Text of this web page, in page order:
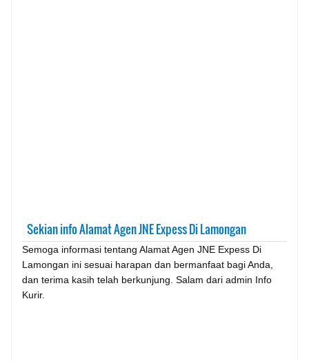
Sekian info Alamat Agen JNE Expess Di Lamongan
Semoga informasi tentang Alamat Agen JNE Expess Di
Lamongan ini sesuai harapan dan bermanfaat bagi Anda,
dan terima kasih telah berkunjung. Salam dari admin Info
Kurir.